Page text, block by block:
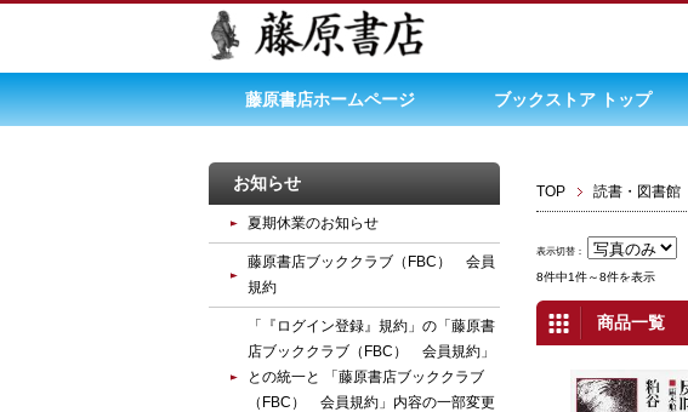
藤原書店ホームページ ブックストア トップ
TOP 読書・図書館
表示切替：
8件中1件～8件を表示
商品一覧
お知らせ
夏期休業のお知らせ
藤原書店ブッククラブ（FBC） 会員
規約
「『ログイン登録』規約」の「藤原書
店ブッククラブ（FBC） 会員規約」
との統一と 「藤原書店ブッククラブ
（FBC） 会員規約」内容の一部変更